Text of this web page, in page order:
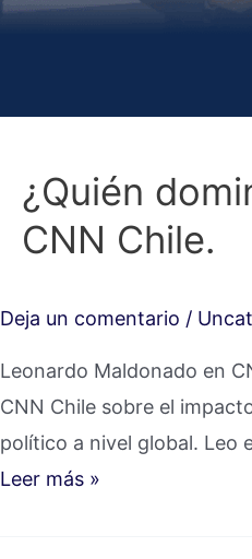
¿Quién
CNN Chile.
Deja un comentario /
Leonardo Maldonado en
CNN Chile sobre el
político a nivel global. Leo
Leer más »